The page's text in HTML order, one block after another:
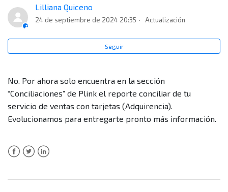
de ventas conciliar de adquirencia?
de una transacción en el reporte conciliar?
que generé?
Lilliana Quiceno
24 de septiembre de 2024 20:35 Actualización
Seguir
No. Por ahora solo encuentra en la sección
“Conciliaciones” de Plink el reporte conciliar de tu
servicio de ventas con tarjetas (Adquirencia).
Evolucionamos para entregarte pronto más información.